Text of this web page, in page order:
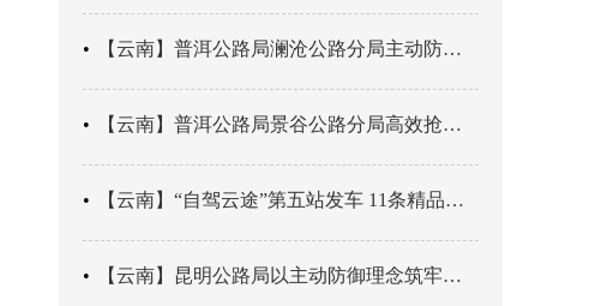
【云南】普洱公路局澜沧公路分局主动防御成功处置214国道山体崩塌险情
【云南】普洱公路局景谷公路分局高效抢通紧急送医村路
【云南】“自驾云途”第五站发车 11条精品线路串起全域风光
【云南】昆明公路局以主动防御理念筑牢汛期安全防线